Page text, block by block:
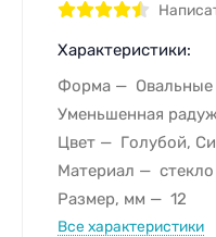
Характеристики:
Форма
Уменьшенная
Цвет
Голубой,
Материал
стекло
Размер, мм
12
Все характеристики